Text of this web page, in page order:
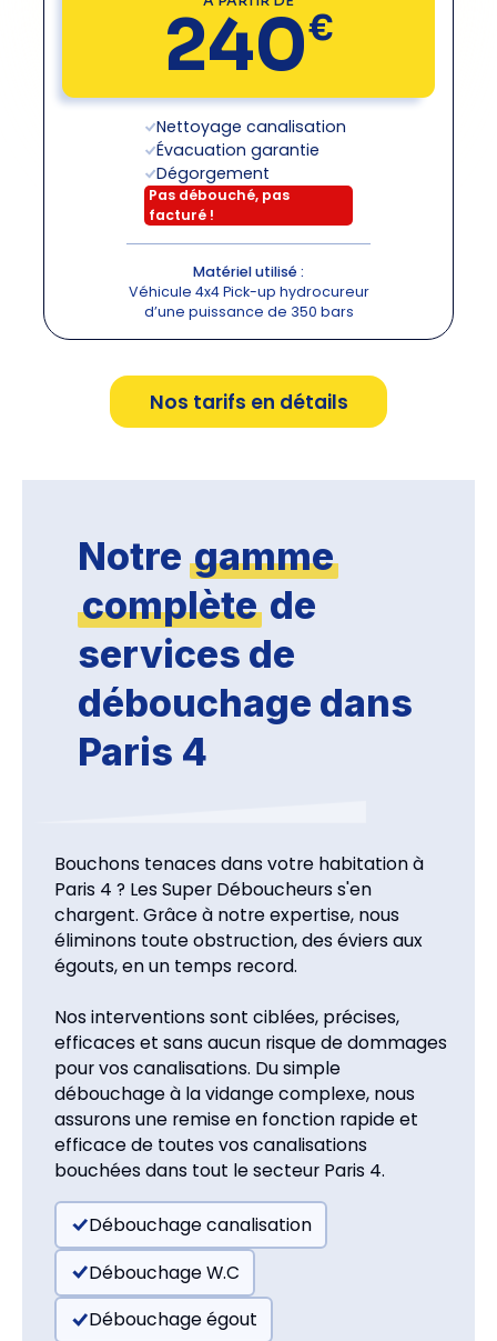
240€
Nettoyage canalisation
Évacuation garantie
Dégorgement
Pas débouché, pas
facturé !
Matériel utilisé :
Véhicule 4x4 Pick-up hydrocureur
d’une puissance de 350 bars
Nos tarifs en détails
Notre gamme
complètede
services de
débouchage dans
Paris 4
Bouchons tenaces dans votre habitation à
Paris 4 ? Les Super Déboucheurs s'en
chargent. Grâce à notre expertise, nous
éliminons toute obstruction, des éviers aux
égouts, en un temps record.
Nos interventions sont ciblées, précises,
efficaces et sans aucun risque de dommages
pour vos canalisations. Du simple
débouchage à la vidange complexe, nous
assurons une remise en fonction rapide et
efficace de toutes vos canalisations
bouchées dans tout le secteur Paris 4.
Débouchage canalisation
Débouchage W.C
Débouchage égout